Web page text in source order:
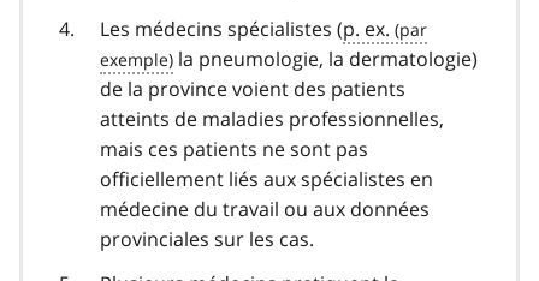
Les médecins spécialistes (p. ex.
la pneumologie, la dermatologie)
de la province voient des patients
atteints de maladies professionnelles,
mais ces patients ne sont pas
officiellement liés aux spécialistes en
médecine du travail ou aux données
provinciales sur les cas.